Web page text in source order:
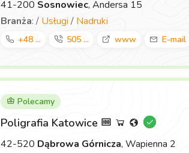
41-200 Sosnowiec, Andersa 15
Branża: / Usługi / Nadruki
+48 ... 505 ... www E-mail
Polecamy
Poligrafia Katowice
42-520 Dąbrowa Górnicza, Wapienna 2